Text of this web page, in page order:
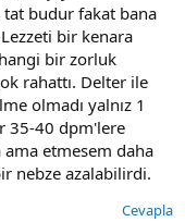
budur fakat bana
bir kenara
bir zorluk
rahattı. Delter ile
olmadı yalnız 1
35-40 dpm'lere
etmesem daha
nebze azalabilirdi.
Cevapla